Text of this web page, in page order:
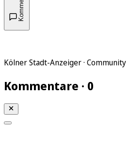
Kölner Stadt-Anzeiger · Community
Kommentare · 0